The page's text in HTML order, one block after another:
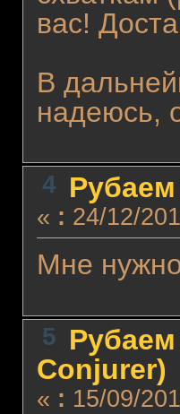
вас!
В
надеюсь,
4 Рубаем
« : 24/12/
Мне
5 Рубаем
Conjurer)
« : 15/09/